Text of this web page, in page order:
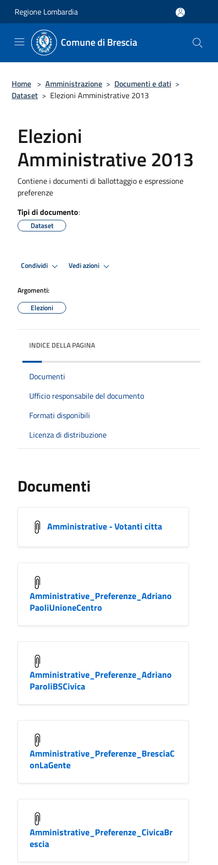
Regione Lombardia
Comune di Brescia
Home > Amministrazione > Documenti e dati >
Dataset > Elezioni Amministrative 2013
Elezioni
Amministrative 2013
Contiene i documenti di ballottaggio e espressione
preferenze
Tipi di documento:
Dataset
Condividi Vedi azioni
Argomenti:
Elezioni
INDICE DELLA PAGINA
Documenti
Ufficio responsabile del documento
Formati disponibili
Licenza di distribuzione
Documenti
Amministrative - Votanti citta
Amministrative_Preferenze_Adriano
PaoliUnioneCentro
Amministrative_Preferenze_Adriano
ParoliBSCivica
Amministrative_Preferenze_BresciaC
onLaGente
Amministrative_Preferenze_CivicaBr
escia